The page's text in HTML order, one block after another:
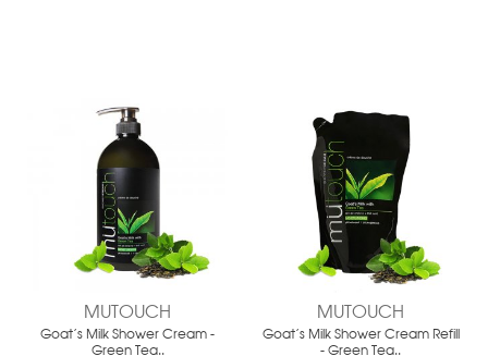
MUTOUCH
Goat's Milk Shower Cream -
Green Tea..
MUTOUCH
Goat's Milk Shower Cream Refill
- Green Tea..